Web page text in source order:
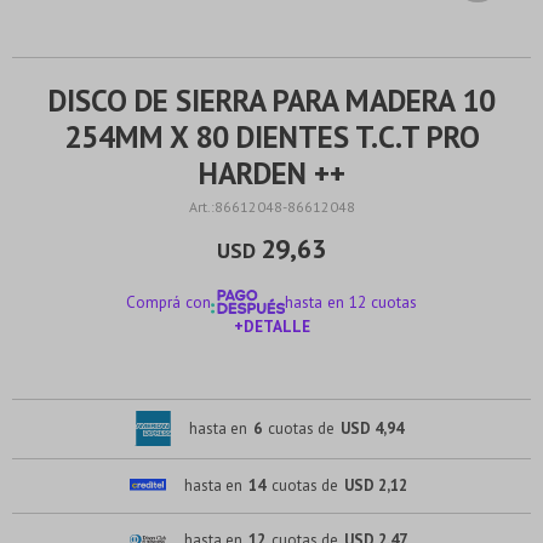
DISCO DE SIERRA PARA MADERA 10
254MM X 80 DIENTES T.C.T PRO
HARDEN ++
86612048-86612048
USD 29,63
Comprá con
hasta en 12 cuotas
+DETALLE
hasta en 6 cuotas de USD 4,94
hasta en 14 cuotas de USD 2,12